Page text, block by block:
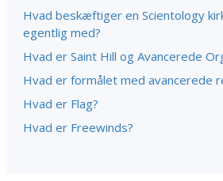
Hvad beskæftiger en Scientology
egentlig med?
Hvad er Saint Hill og Avancerede
Hvad er formålet med avancerede
Hvad er Flag?
Hvad er Freewinds?